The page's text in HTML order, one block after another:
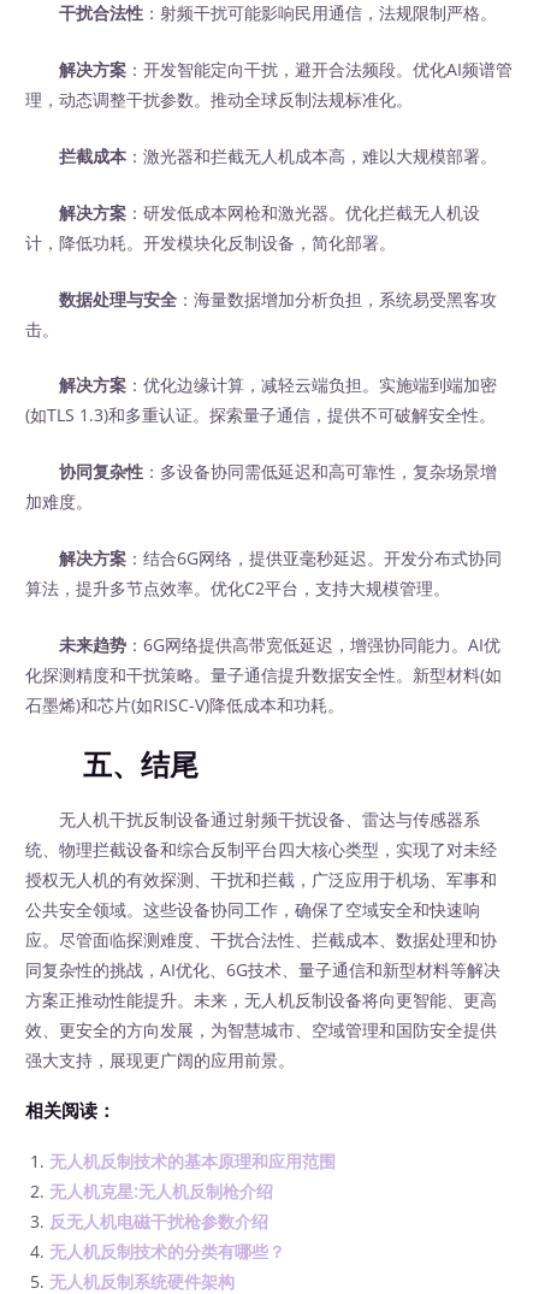
干扰合法性 ：射频干扰可能影响民用通信，法规限制严格。
解决方案 ：开发智能定向干扰，避开合法频段。优化AI频谱管
理，动态调整干扰参数。推动全球反制法规标准化。
拦截成本 ：激光器和拦截无人机成本高，难以大规模部署。
解决方案 ：研发低成本网枪和激光器。优化拦截无人机设
计，降低功耗。开发模块化反制设备，简化部署。
数据处理与安全 ：海量数据增加分析负担，系统易受黑客攻
击。
解决方案 ：优化边缘计算，减轻云端负担。实施端到端加密
(如TLS 1.3)和多重认证。探索量子通信，提供不可破解安全性。
协同复杂性 ：多设备协同需低延迟和高可靠性，复杂场景增
加难度。
解决方案 ：结合6G网络，提供亚毫秒延迟。开发分布式协同
算法，提升多节点效率。优化C2平台，支持大规模管理。
未来趋势 ：6G网络提供高带宽低延迟，增强协同能力。AI优
化探测精度和干扰策略。量子通信提升数据安全性。新型材料(如
石墨烯)和芯片(如RISC-V)降低成本和功耗。
五、结尾
无人机干扰反制设备通过射频干扰设备、雷达与传感器系
统、物理拦截设备和综合反制平台四大核心类型，实现了对未经
授权无人机的有效探测、干扰和拦截，广泛应用于机场、军事和
公共安全领域。这些设备协同工作，确保了空域安全和快速响
应。尽管面临探测难度、干扰合法性、拦截成本、数据处理和协
同复杂性的挑战，AI优化、6G技术、量子通信和新型材料等解决
方案正推动性能提升。未来，无人机反制设备将向更智能、更高
效、更安全的方向发展，为智慧城市、空域管理和国防安全提供
强大支持，展现更广阔的应用前景。
相关阅读：
无人机反制技术的基本原理和应用范围
无人机克星:无人机反制枪介绍
反无人机电磁干扰枪参数介绍
无人机反制技术的分类有哪些？
无人机反制系统硬件架构